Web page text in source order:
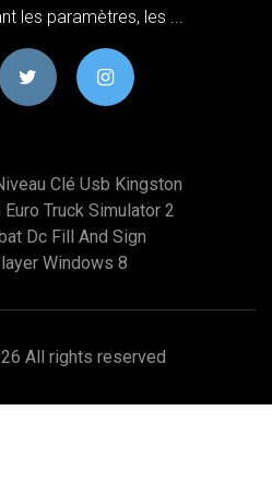
les paramètres, les ...
Clé Usb Kingston
Truck Simulator 2
Dc Fill And Sign
Windows 8
All rights reserved